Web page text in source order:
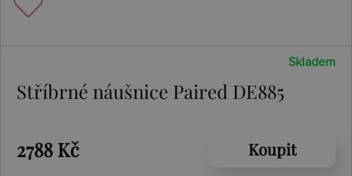
Skladem
Stříbrné náušnice Paired DE885
2788 Kč Koupit